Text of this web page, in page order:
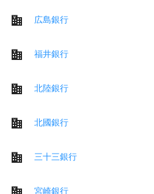
広島銀行
福井銀行
北陸銀行
北國銀行
三十三銀行
宮崎銀行